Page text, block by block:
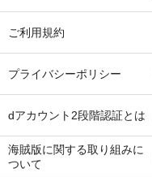
ご利用規約
プライバシーポリシー
dアカウント2段階認証とは
海賊版に関する取り組みに
ついて